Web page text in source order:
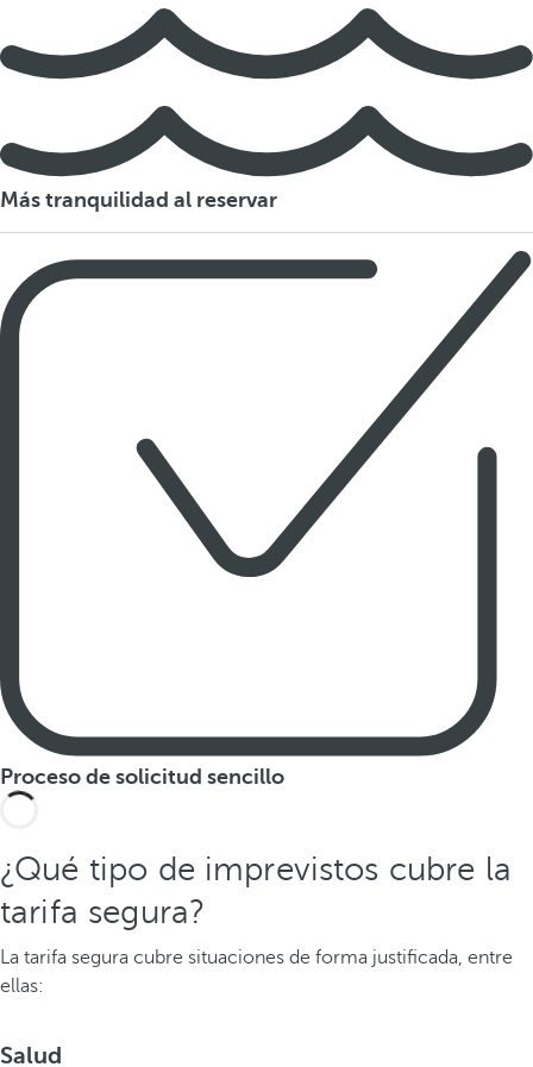
Más tranquilidad al reservar
Proceso de solicitud sencillo
¿Qué tipo de imprevistos cubre la
tarifa segura?
La tarifa segura cubre situaciones de forma justificada, entre
ellas:
Salud